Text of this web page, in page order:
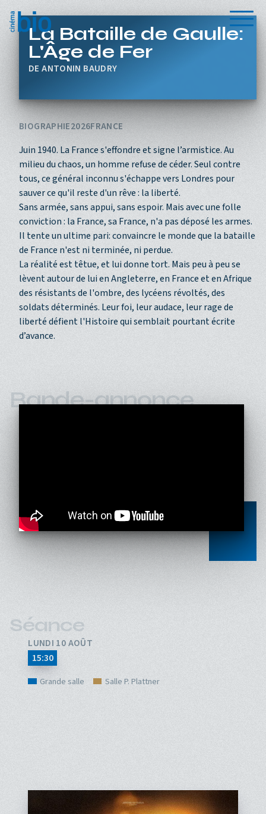
Menu
La Bataille de Gaulle:
L'Âge de Fer
ANTONIN BAUDRY
BIOGRAPHIE2026FRANCE
Juin 1940. La France s'effondre et signe l’armistice. Au
milieu du chaos, un homme refuse de céder. Seul contre
tous, ce général inconnu s'échappe vers Londres pour
sauver ce qu'il reste d'un rêve : la liberté.
Sans armée, sans appui, sans espoir. Mais avec une folle
conviction : la France, sa France, n'a pas déposé les armes.
Il tente un ultime pari: convaincre le monde que la bataille
de France n'est ni terminée, ni perdue.
La réalité est têtue, et lui donne tort. Mais peu à peu se
lèvent autour de lui en Angleterre, en France et en Afrique
des résistants de l'ombre, des lycéens révoltés, des
soldats déterminés. Leur foi, leur audace, leur rage de
liberté défient l'Histoire qui semblait pourtant écrite
d’avance.
Bande-annonce
Séance
LUNDI 10 AOÛT
15:30
Grande salle Salle P. Plattner